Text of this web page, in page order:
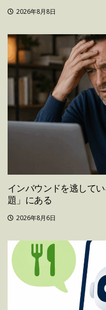
2026年8月8日
インバウンドを逃して
題」にある
2026年8月6日